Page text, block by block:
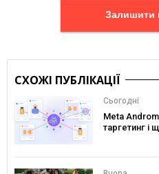
СХОЖІ ПУБЛІКАЦІЇ
Сьогодні
Meta
таргетинг